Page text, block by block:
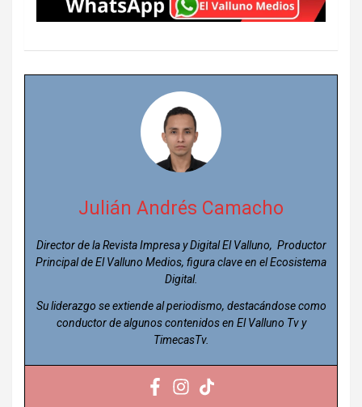
Julián Andrés Camacho
Director de la Revista Impresa y Digital El Valluno, Productor
Principal de El Valluno Medios, figura clave en el Ecosistema
Digital.
Su liderazgo se extiende al periodismo, destacándose como
conductor de algunos contenidos en El Valluno Tv y
TimecasTv.